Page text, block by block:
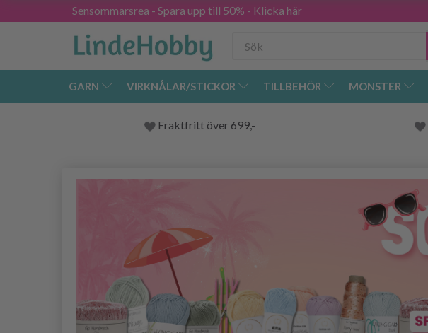
Sensommarsrea - Spara upp till 50% - Klicka här
GARN VIRKNÅLAR/STICKOR TILLBEHÖR MÖNSTER
Fraktfritt över 699,-